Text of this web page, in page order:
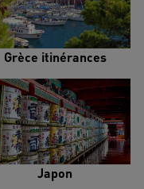
Grèce itinérances
Japon